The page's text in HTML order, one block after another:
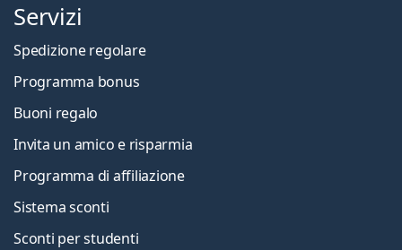
Servizi
Spedizione regolare
Programma bonus
Buoni regalo
Invita un amico e risparmia
Programma di affiliazione
Sistema sconti
Sconti per studenti